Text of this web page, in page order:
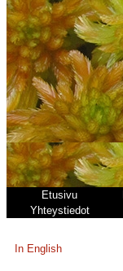
Etusivu
Yhteystiedot
In English